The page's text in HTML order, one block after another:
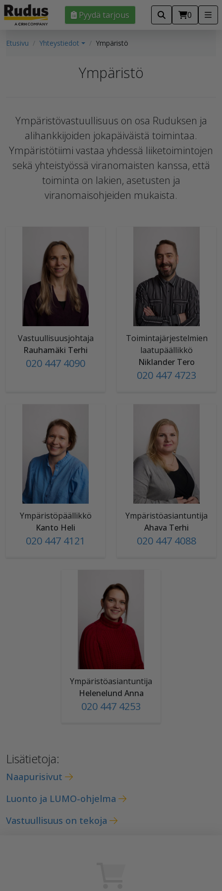
Pyydä tarjous 0
Etusivu Yhteystiedot Ympäristö
Ympäristö
Ympäristövastuullisuus on osa Ruduksen ja
alihankkijoiden jokapäiväistä toimintaa.
Ympäristötiimi vastaa yhdessä liiketoimintojen
sekä yhteistyössä viranomaisten kanssa, että
toiminta on lakien, asetusten ja
viranomaisohjeiden mukaista.
Vastuullisuusjohtaja
Rauhamäki Terhi
020 447 4090
Toimintajärjestelmien
laatupäällikkö
Niklander Tero
020 447 4723
Ympäristöpäällikkö
Kanto Heli
020 447 4121
Ympäristöasiantuntija
Ahava Terhi
020 447 4088
Ympäristöasiantuntija
Helenelund Anna
020 447 4253
Lisätietoja:
Naapurisivut
Luonto ja LUMO-ohjelma
Vastuullisuus on tekoja